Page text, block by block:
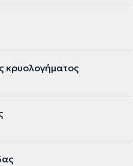
κρυολογήματος